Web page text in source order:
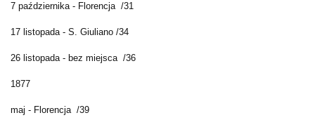
7 października - Florencja /31
17 listopada - S. Giuliano /34
26 listopada - bez miejsca /36
1877
maj - Florencja /39